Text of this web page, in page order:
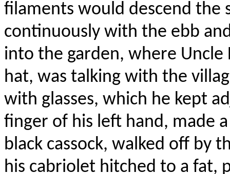
filaments would descend the
continuously with the ebb
into the garden, where
hat, was talking with the
with glasses, which he kept
finger of his left hand, made
black cassock, walked off by
his cabriolet hitched to a fat,